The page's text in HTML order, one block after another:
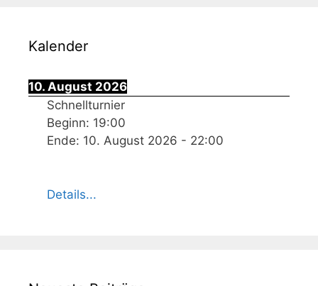
Kalender
10. August 2026
Schnellturnier
Beginn: 19:00
Ende: 10. August 2026 - 22:00
Details...